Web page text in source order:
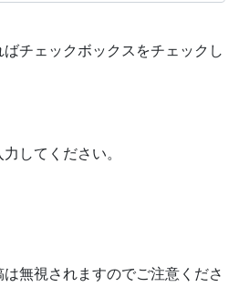
チェックボックスをチェックし
してください。
無視されますのでご注意くださ